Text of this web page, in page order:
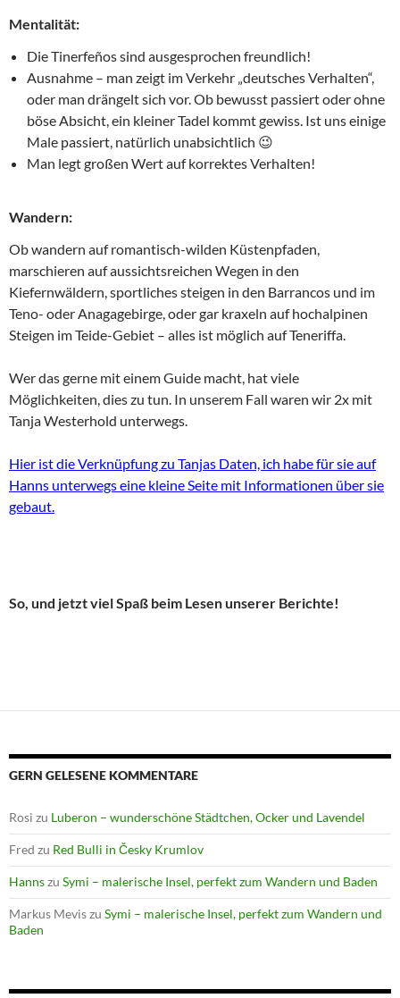
Mentalität:
Die Tinerfeños sind ausgesprochen freundlich!
Ausnahme – man zeigt im Verkehr „deutsches Verhalten“,
oder man drängelt sich vor. Ob bewusst passiert oder ohne
böse Absicht, ein kleiner Tadel kommt gewiss. Ist uns einige
Male passiert, natürlich unabsichtlich 😉
Man legt großen Wert auf korrektes Verhalten!
Wandern:
Ob wandern auf romantisch-wilden Küstenpfaden,
marschieren auf aussichtsreichen Wegen in den
Kiefernwäldern, sportliches steigen in den Barrancos und im
Teno- oder Anagagebirge, oder gar kraxeln auf hochalpinen
Steigen im Teide-Gebiet – alles ist möglich auf Teneriffa.
Wer das gerne mit einem Guide macht, hat viele
Möglichkeiten, dies zu tun. In unserem Fall waren wir 2x mit
Tanja Westerhold unterwegs.
Hier ist die Verknüpfung zu Tanjas Daten, ich habe für sie auf
Hanns unterwegs eine kleine Seite mit Informationen über sie
gebaut.
So, und jetzt viel Spaß beim Lesen unserer Berichte!
GERN GELESENE KOMMENTARE
Rosi zu Luberon – wunderschöne Städtchen, Ocker und Lavendel
Fred zu Red Bulli in Česky Krumlov
Hannszu Symi – malerische Insel, perfekt zum Wandern und Baden
Markus Meviszu Symi – malerische Insel, perfekt zum Wandern und
Baden